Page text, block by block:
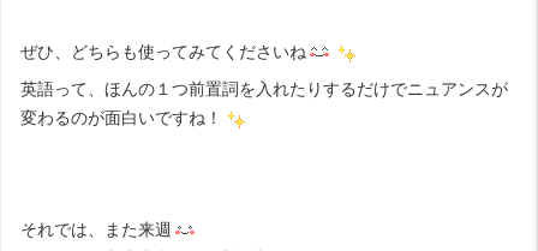
ぜひ、どちらも使ってみてくださいね
英語って、ほんの１つ前置詞を入れたりするだけでニュアンスが
変わるのが面白いですね！
それでは、また来週